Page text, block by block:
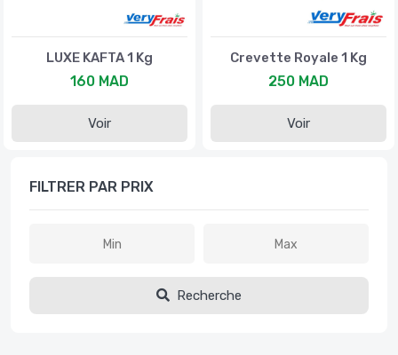
FILTRER PAR PRIX
Recherche
LUXE KAFTA 1 Kg
160 MAD
Voir
Crevette Royale 1 Kg
250 MAD
Voir